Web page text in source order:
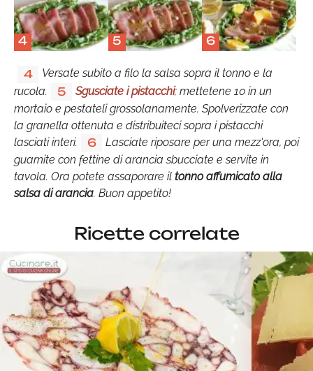
4 5 6
4
Versate subito a filo la salsa sopra il tonno e la
rucola.
5 Sgusciate i pistacchi; mettetene 10 in un
mortaio e pestateli grossolanamente. Spolverizzate con
la granella ottenuta e distribuiteci sopra i pistacchi
lasciati interi.
6
Lasciate riposare per una mezz'ora, poi
guarnite con fettine di arancia sbucciate e servite in
tavola. Ora potete assaporare il tonno affumicato alla
salsa di arancia. Buon appetito!
Ricette correlate